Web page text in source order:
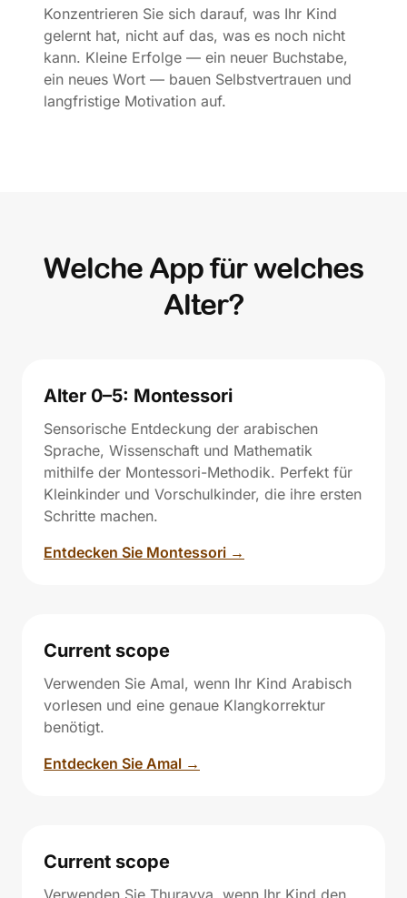
Konzentrieren Sie sich darauf, was Ihr Kind
gelernt hat, nicht auf das, was es noch nicht
kann. Kleine Erfolge — ein neuer Buchstabe,
ein neues Wort — bauen Selbstvertrauen und
langfristige Motivation auf.
Welche App für welches
Alter?
Alter 0–5: Montessori
Sensorische Entdeckung der arabischen
Sprache, Wissenschaft und Mathematik
mithilfe der Montessori-Methodik. Perfekt für
Kleinkinder und Vorschulkinder, die ihre ersten
Schritte machen.
Entdecken Sie Montessori →
Current scope
Verwenden Sie Amal, wenn Ihr Kind Arabisch
vorlesen und eine genaue Klangkorrektur
benötigt.
Entdecken Sie Amal →
Current scope
Verwenden Sie Thurayya, wenn Ihr Kind den